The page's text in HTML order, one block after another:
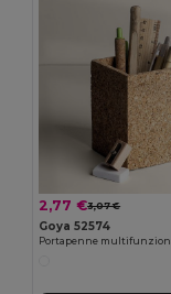
2,77 €3,07 €
Goya 52574